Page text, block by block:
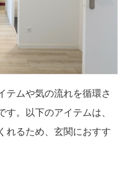
テムや気の流れを循環さ
。以下のアイテムは、
れるため、玄関におすす